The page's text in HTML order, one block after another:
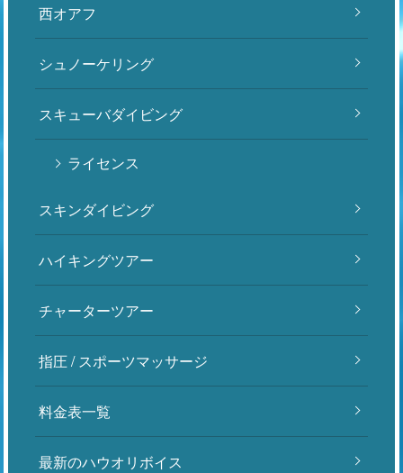
西オアフ
シュノーケリング
スキューバダイビング
ライセンス
スキンダイビング
ハイキングツアー
チャーターツアー
指圧 / スポーツマッサージ
料金表一覧
最新のハウオリボイス